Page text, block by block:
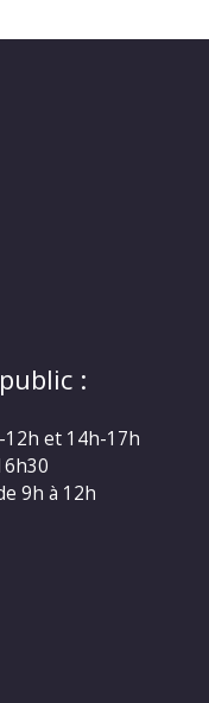
:
12h et 14h-17h
9h à 12h